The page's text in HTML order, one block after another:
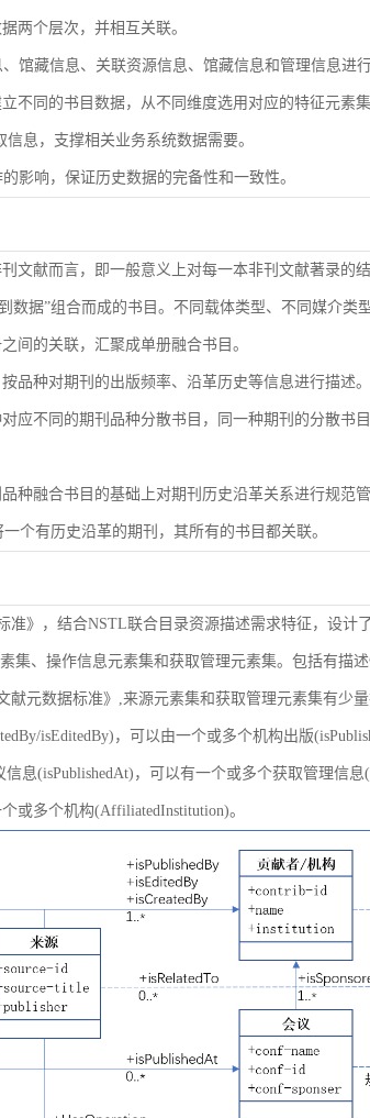
两个层次，并相互关联。
馆藏信息、关联资源信息、馆藏信息和管理信息进
不同的书目数据，从不同维度选用对应的特征元素
息，支撑相关业务系统数据需要。
影响，保证历史数据的完备性和一致性。
文献而言，即一般意义上对每一本非刊文献著录的
数据”组合而成的书目。不同载体类型、不同媒介类
间的关联，汇聚成单册融合书目。
品种对期刊的出版频率、沿革历史等信息进行描述
应不同的期刊品种分散书目，同一种期刊的分散书
种融合书目的基础上对期刊历史沿革关系进行规范
个有历史沿革的期刊，其所有的书目都关联。
准》，结合NSTL联合目录资源描述需求特征，设计
集、操作信息元素集和获取管理元素集。包括有描
献元数据标准》,来源元素集和获取管理元素集有少
isEditedBy)，可以由一个或多个机构出版
息(isPublishedAt)，可以有一个或多个获取管理信
或多个机构(AffiliatedInstitution)。